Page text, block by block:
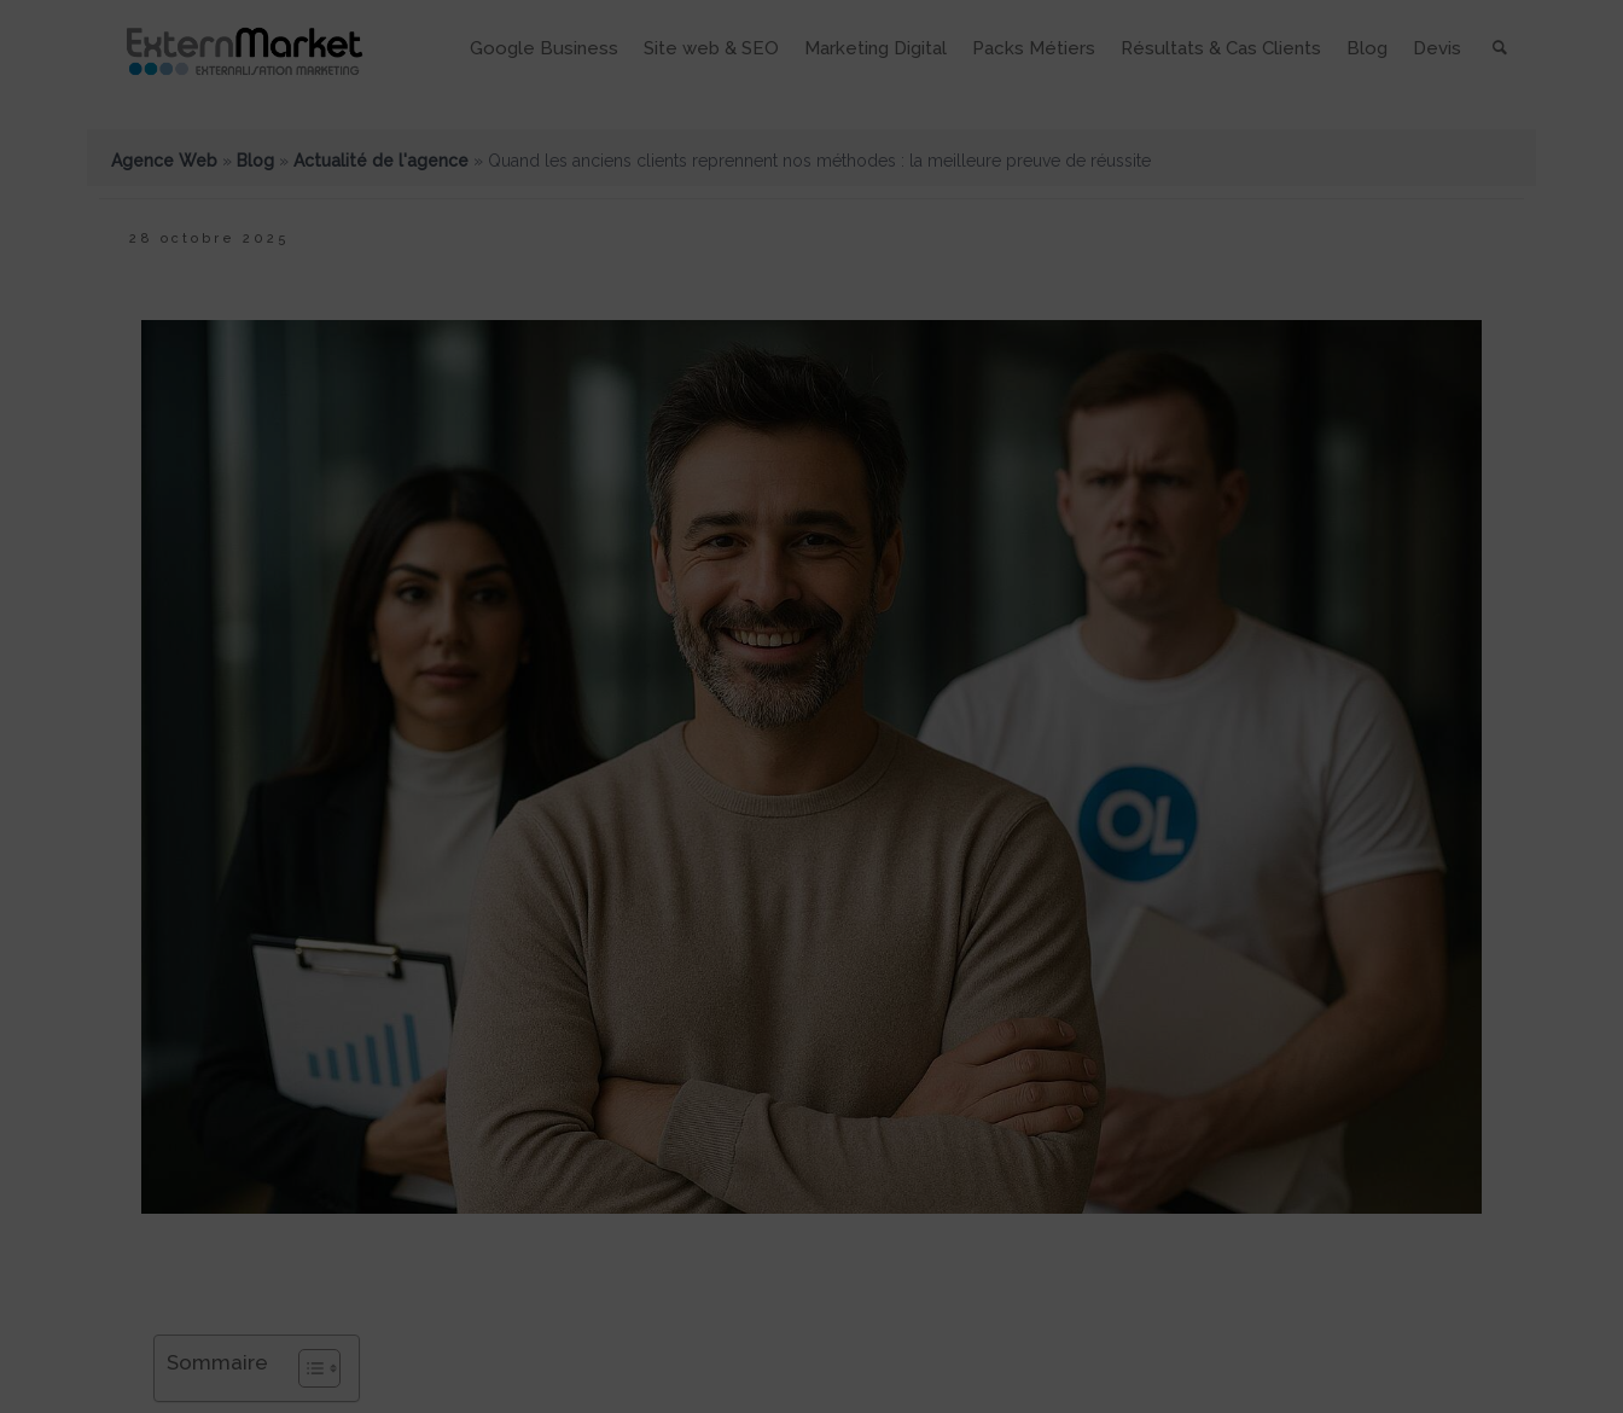
Google Business Site web & SEO Marketing Digital Packs Métiers Résultats & Cas Clients Blog Devis
Agence Web » Blog » Actualité de l'agence » Quand les anciens clients reprennent nos méthodes : la meilleure preuve de réussite
28 octobre 2025
Sommaire